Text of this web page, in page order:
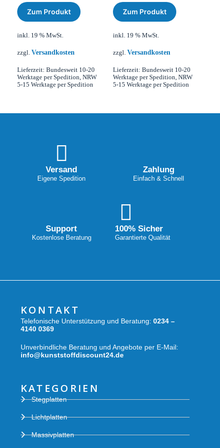
Zum Produkt
inkl. 19 % MwSt.
zzgl. Versandkosten
Lieferzeit: Bundesweit 10-20
Werktage per Spedition, NRW
5-15 Werktage per Spedition
Zum Produkt
inkl. 19 % MwSt.
zzgl. Versandkosten
Lieferzeit: Bundesweit 10-20
Werktage per Spedition, NRW
5-15 Werktage per Spedition
Versand
Eigene Spedition
Zahlung
Einfach & Schnell
Support
Kostenlose Beratung
100% Sicher
Garantierte Qualität
KONTAKT
Telefonische Unterstützung und Beratung: 0234 –
4140 0369
Unverbindliche Beratung und Angebote per E-Mail:
info@kunststoffdiscount24.de
KATEGORIEN
Stegplatten
Lichtplatten
Massivplatten